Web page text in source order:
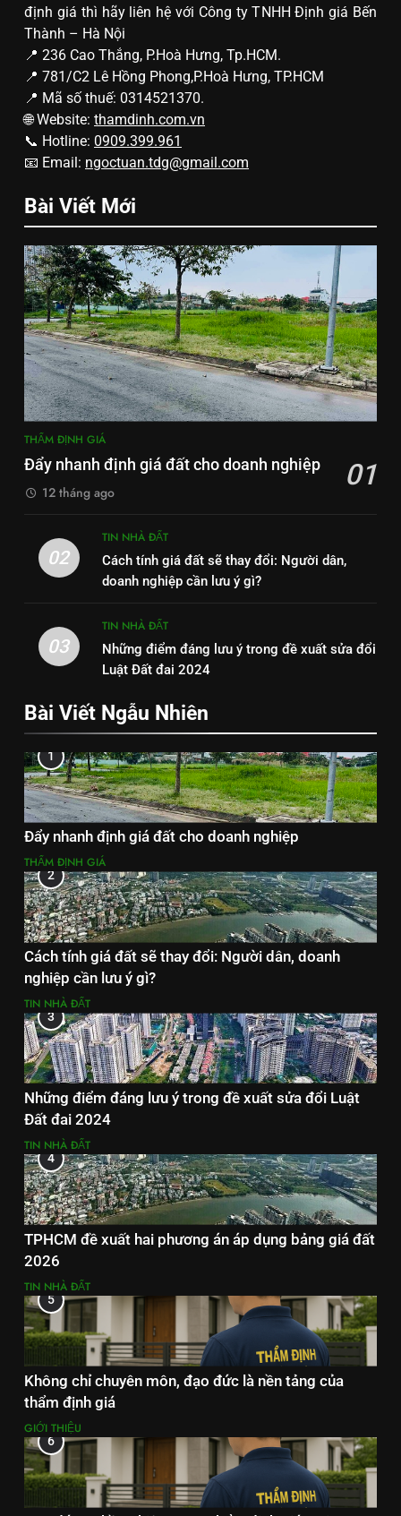
định giá thì hãy liên hệ với Công ty TNHH Định giá Bến
Thành – Hà Nội
📍 236 Cao Thắng, P.Hoà Hưng, Tp.HCM.
📍 781/C2 Lê Hồng Phong,P.Hoà Hưng, TP.HCM
📍 Mã số thuế: 0314521370.
🌐 Website: thamdinh.com.vn
📞 Hotline: 0909.399.961
📧 Email: ngoctuan.tdg@gmail.com
Bài Viết Mới
THẨM ĐỊNH GIÁ
Đẩy nhanh định giá đất cho doanh nghiệp 01
12 tháng ago
02
TIN NHÀ ĐẤT
Cách tính giá đất sẽ thay đổi: Người dân,
doanh nghiệp cần lưu ý gì?
03
TIN NHÀ ĐẤT
Những điểm đáng lưu ý trong đề xuất sửa đổi
Luật Đất đai 2024
Bài Viết Ngẫu Nhiên
1
Đẩy nhanh định giá đất cho doanh nghiệp
THẨM ĐỊNH GIÁ
2
Cách tính giá đất sẽ thay đổi: Người dân, doanh
nghiệp cần lưu ý gì?
TIN NHÀ ĐẤT
3
Những điểm đáng lưu ý trong đề xuất sửa đổi Luật
Đất đai 2024
TIN NHÀ ĐẤT
4
TPHCM đề xuất hai phương án áp dụng bảng giá đất
2026
TIN NHÀ ĐẤT
5
Không chỉ chuyên môn, đạo đức là nền tảng của
thẩm định giá
GIỚI THIỆU
6